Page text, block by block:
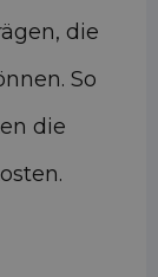
die
So
die